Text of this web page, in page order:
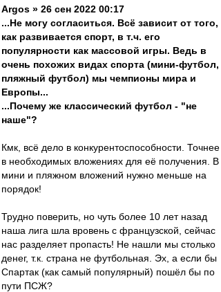
Argos » 26 сен 2022 00:17
...Не могу согласиться. Всё зависит от того,
как развивается спорт, в т.ч. его
популярности как массовой игры. Ведь в
очень похожих видах спорта (мини-футбол,
пляжный футбол) мы чемпионы мира и
Европы...
...Почему же классический футбол - "не
наше"?
Кмк, всё дело в конкурентоспособности. Точнее
в необходимых вложениях для её получения. В
мини и пляжном вложений нужно меньше на
порядок!
Трудно поверить, но чуть более 10 лет назад
наша лига шла вровень с французской, сейчас
нас разделяет пропасть! Не нашли мы столько
денег, т.к. страна не футбольная. Эх, а если бы
Спартак (как самый популярный) пошёл бы по
пути ПСЖ?